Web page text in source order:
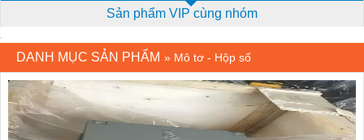
Sản phẩm VIP cùng nhóm
DANH MỤC SẢN PHẨM » Mô tơ - Hộp số